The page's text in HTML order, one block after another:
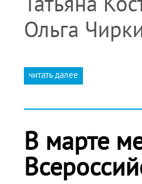
Ольга
читать далее
В марте